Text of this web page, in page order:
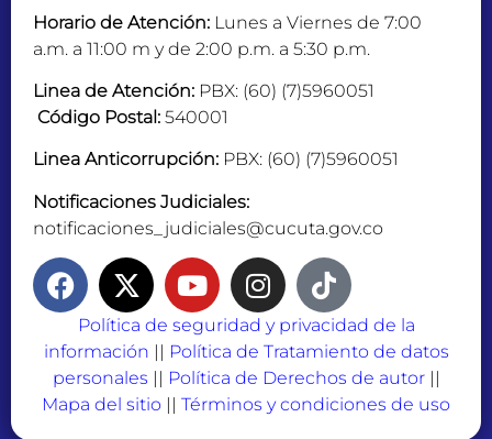
Horario de Atención: Lunes a Viernes de 7:00
a.m. a 11:00 m y de 2:00 p.m. a 5:30 p.m.
Linea de Atención: PBX: (60) (7)5960051
Código Postal: 540001
Linea Anticorrupción: PBX: (60) (7)5960051
Notificaciones Judiciales:
notificaciones_judiciales@cucuta.gov.co
Política de seguridad y privacidad de la
información
Política de Tratamiento de datos
personales
Política de Derechos de autor||
Mapa del sitio
Términos y condiciones de uso